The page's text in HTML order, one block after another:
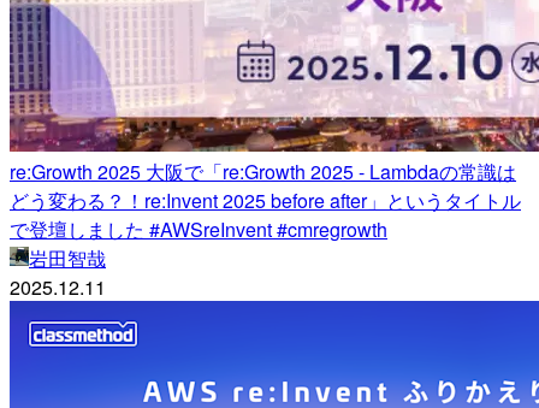
re:Growth 2025 大阪で「re:Growth 2025 - Lambdaの常識は
どう変わる？！re:Invent 2025 before after」というタイトル
で登壇しました #AWSreInvent #cmregrowth
岩田智哉
2025.12.11